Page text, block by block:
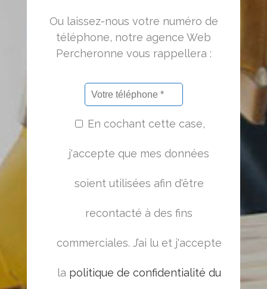
Ou laissez-nous votre numéro de
téléphone, notre agence Web
Percheronne vous rappellera :
En cochant cette case,
j'accepte que mes données
soient utilisées afin d'être
recontacté à des fins
commerciales. J’ai lu et j'accepte
la politique de confidentialité du